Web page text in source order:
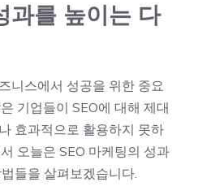
과를 높이는 다
니스에서 성공을 위한 중요
기업들이 SEO에 대해 제대
효과적으로 활용하지 못하
오늘은 SEO 마케팅의 성과
들을 살펴보겠습니다.